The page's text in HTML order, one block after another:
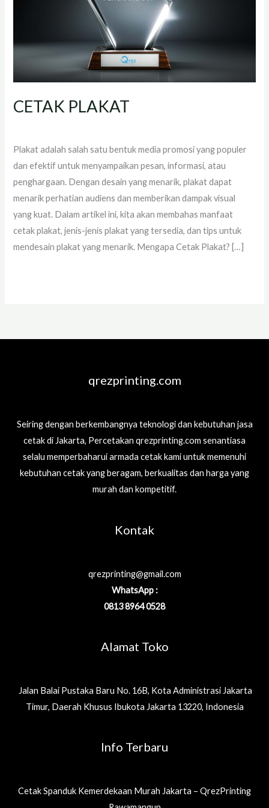
CETAK PLAKAT
Plakat adalah salah satu bentuk media promosi yang populer
dan efektif untuk menyampaikan pesan, informasi, atau
penghargaan. Dengan desain yang menarik, plakat dapat
menarik perhatian audiens dan memberikan dampak visual
yang kuat. Dalam artikel ini, kita akan membahas manfaat
cetak plakat, jenis-jenis plakat yang tersedia, dan tips untuk
mendesain plakat yang menarik. Mengapa Cetak Plakat? […]
qrezprinting.com
Seiring dengan berkembangnya teknologi dan kebutuhan jasa
cetak di Jakarta, Percetakan qrezprinting.com senantiasa
selalu memperbaharui armada cetak kami untuk memenuhi
kebutuhan cetak yang beragam, berkualitas dan harga yang
murah dan kompetitif.
Kontak
qrezprinting@gmail.com
WhatsApp :
0813 8964 0528
Alamat Toko
Jalan Balai Pustaka Baru No. 16B, Kota Administrasi Jakarta
Timur, Daerah Khusus Ibukota Jakarta 13220, Indonesia
Info Terbaru
Cetak Spanduk Kemerdekaan Murah Jakarta – QrezPrinting